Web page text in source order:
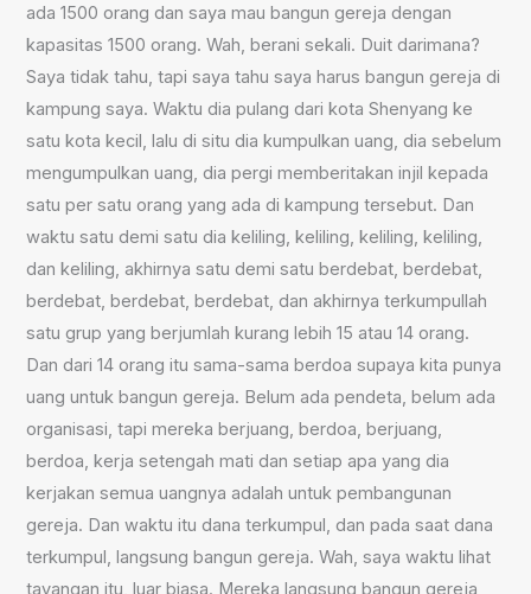
ada 1500 orang dan saya mau bangun gereja dengan
kapasitas 1500 orang. Wah, berani sekali. Duit darimana?
Saya tidak tahu, tapi saya tahu saya harus bangun gereja di
kampung saya. Waktu dia pulang dari kota Shenyang ke
satu kota kecil, lalu di situ dia kumpulkan uang, dia sebelum
mengumpulkan uang, dia pergi memberitakan injil kepada
satu per satu orang yang ada di kampung tersebut. Dan
waktu satu demi satu dia keliling, keliling, keliling, keliling,
dan keliling, akhirnya satu demi satu berdebat, berdebat,
berdebat, berdebat, berdebat, dan akhirnya terkumpullah
satu grup yang berjumlah kurang lebih 15 atau 14 orang.
Dan dari 14 orang itu sama-sama berdoa supaya kita punya
uang untuk bangun gereja. Belum ada pendeta, belum ada
organisasi, tapi mereka berjuang, berdoa, berjuang,
berdoa, kerja setengah mati dan setiap apa yang dia
kerjakan semua uangnya adalah untuk pembangunan
gereja. Dan waktu itu dana terkumpul, dan pada saat dana
terkumpul, langsung bangun gereja. Wah, saya waktu lihat
tayangan itu, luar biasa. Mereka langsung bangun gereja